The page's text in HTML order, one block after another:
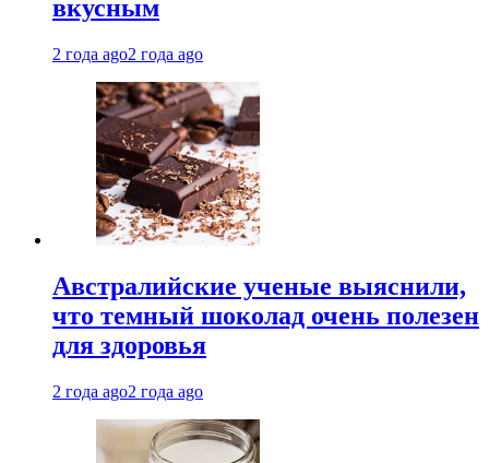
вкусным
2 года ago2 года ago
Австралийские ученые выяснили,
что темный шоколад очень полезен
для здоровья
2 года ago2 года ago